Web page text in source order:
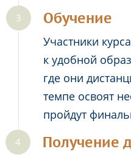
Обучение
Участники
к удобной
где они
темпе освоят
пройдут
Получение